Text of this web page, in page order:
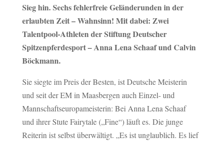
Sieg hin. Sechs fehlerfreie Geländerunden in der
erlaubten Zeit – Wahnsinn! Mit dabei: Zwei
Talentpool-Athleten der Stiftung Deutscher
Spitzenpferdesport – Anna Lena Schaaf und Calvin
Böckmann.
Sie siegte im Preis der Besten, ist Deutsche Meisterin
und seit der EM in Maasbergen auch Einzel- und
Mannschaftseuropameisterin: Bei Anna Lena Schaaf
und ihrer Stute Fairytale („Fine“) läuft es. Die junge
Reiterin ist selbst überwältigt. „Es ist unglaublich. Es lief